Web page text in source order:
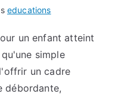
educations
un enfant atteint
simple
un cadre
débordante,